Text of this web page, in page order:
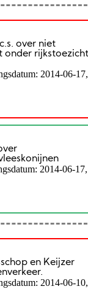
over niet
onder rijkstoezicht
2014-06-17,
2014-06-17,
en Keijzer
2014-06-10,